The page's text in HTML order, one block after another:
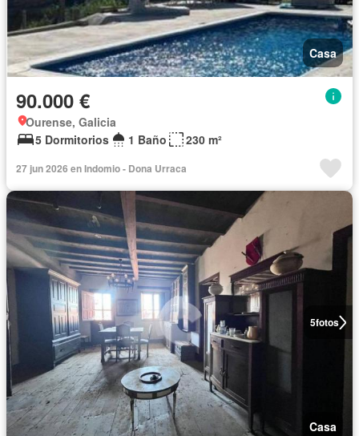
Casa
90.000 €
Ourense, Galicia
5 Dormitorios
1 Baño 230 m²
27 jun 2026 en Indomio - Dona Urraca
5fotos
Casa